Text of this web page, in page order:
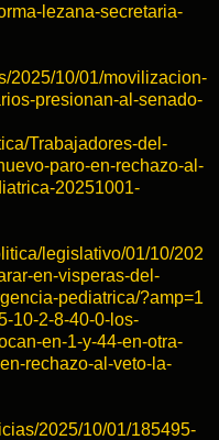
lezana-secretaria-
2025/10/01/movilizacion-
presionan-al-senado-
Trabajadores-del-
paro-en-rechazo-al-
20251001-
legislativo/01/10/202
en-visperas-del-
pediatrica/?amp=1
10-2-8-40-0-los-
en-1-y-44-en-otra-
rechazo-al-veto-la-
2025/10/01/185495-